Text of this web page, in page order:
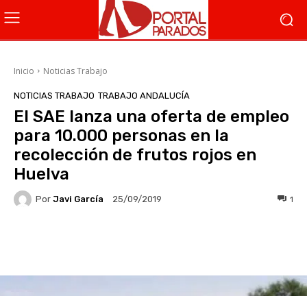
Inicio Noticias Trabajo
NOTICIAS TRABAJO TRABAJO ANDALUCÍA
El SAE lanza una oferta de empleo
para 10.000 personas en la
recolección de frutos rojos en
Huelva
Por Javi García 25/09/2019 1